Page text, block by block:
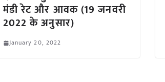
मंडी रेट और आवक (19 जनवरी
2022 के अनुसार)
January 20, 2022